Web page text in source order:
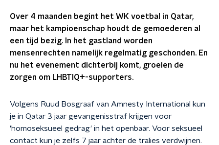
Over 4 maanden begint het WK voetbal in Qatar,
maar het kampioenschap houdt de gemoederen al
een tijd bezig. In het gastland worden
mensenrechten namelijk regelmatig geschonden. En
nu het evenement dichterbij komt, groeien de
zorgen om LHBTIQ+-supporters.
Volgens Ruud Bosgraaf van Amnesty International kun
je in Qatar 3 jaar gevangenisstraf krijgen voor
'homoseksueel gedrag' in het openbaar. Voor seksueel
contact kun je zelfs 7 jaar achter de tralies verdwijnen.